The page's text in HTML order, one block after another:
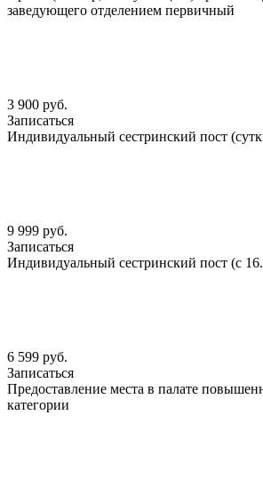
заведующего отделением первичный
3 900 руб.
Записаться
Индивидуальный сестринский пост
9 999 руб.
Записаться
Индивидуальный сестринский пост (с
6 599 руб.
Записаться
Предоставление места в палате
категории